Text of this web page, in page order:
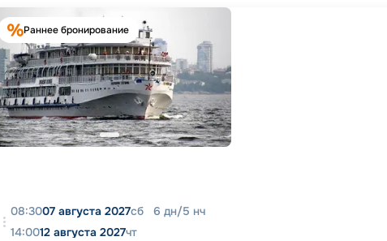
Раннее бронирование
08:3007 августа 2027сб 6 дн/5 нч
14:0012 августа 2027чт